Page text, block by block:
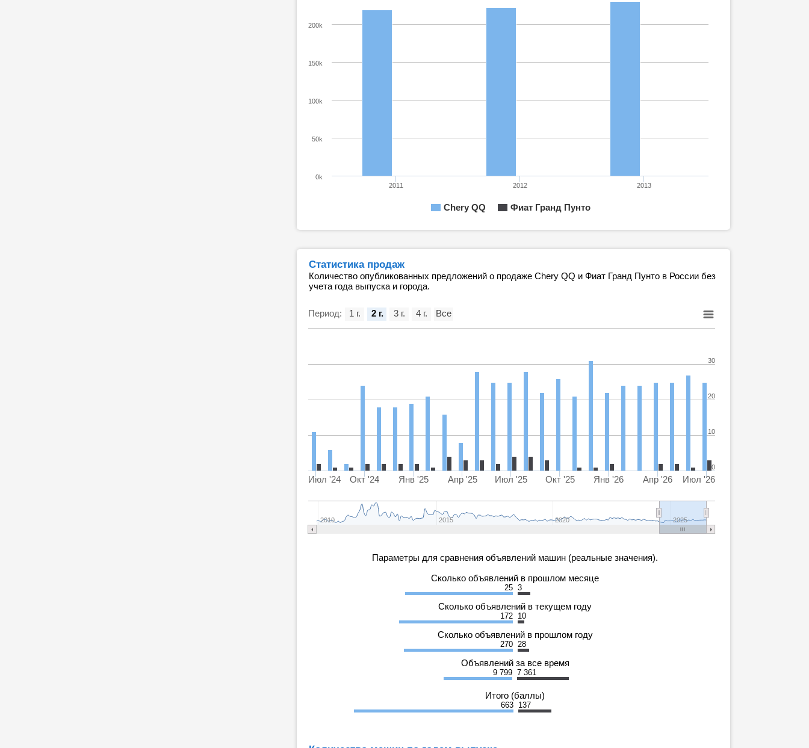
Chery QQ Фиат Гранд Пунто
2011 2012 2013
0k
50k
100k
150k
200k
Статистика продаж
Количество опубликованных предложений о продаже Chery QQ и Фиат Гранд Пунто в России без
учета года выпуска и города.
Период:
Июл '24 Окт '24 Янв '25 Апр '25 Июл '25 Окт '25 Янв '26 Апр '26 Июл '26
2010 2015 2020 2025
0
10
20
30
1 г. 2 г. 3 г. 4 г. Все
Параметры для сравнения объявлений машин (реальные значения).
Сколько объявлений в прошлом месяце
25 3
Сколько объявлений в текущем году
172 10
Сколько объявлений в прошлом году
270 28
Объявлений за все время
9 799 7 361
Итого (баллы)
663 137